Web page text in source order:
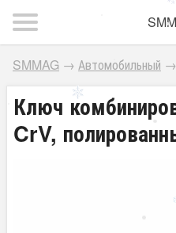
SMMAG → Автомобильный →
Ключ
CrV,